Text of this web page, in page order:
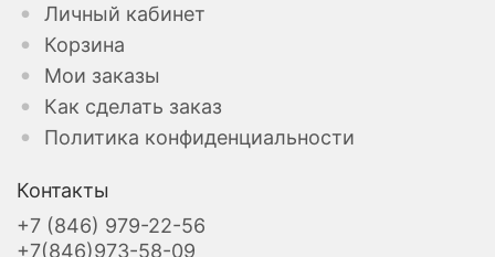
Личный кабинет
Корзина
Мои заказы
Как сделать заказ
Политика конфиденциальности
Контакты
+7 (846) 979-22-56
+7(846)973-58-09